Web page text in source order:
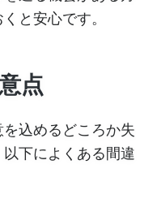
と安心です。
点
込めるどころか失
下によくある間違